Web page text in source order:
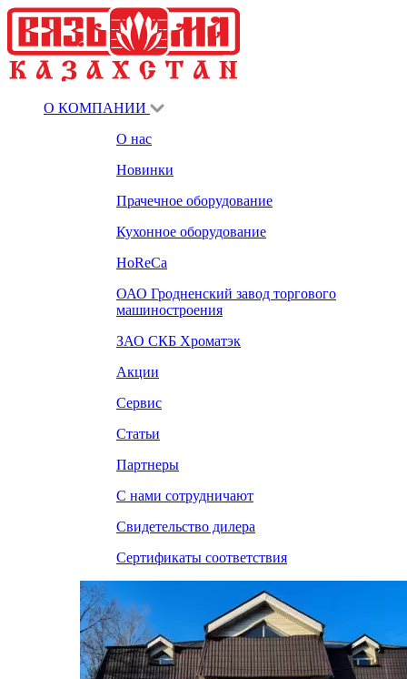
О КОМПАНИИ
О нас
Новинки
Прачечное оборудование
Кухонное оборудование
HoReCa
ОАО Гродненский завод торгового
машиностроения
ЗАО СКБ Хроматэк
Акции
Сервис
Статьи
Партнеры
С нами сотрудничают
Свидетельство дилера
Сертификаты соответствия